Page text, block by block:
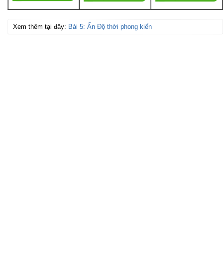
Xem thêm tại đây: Bài 5: Ấn Độ thời phong kiến